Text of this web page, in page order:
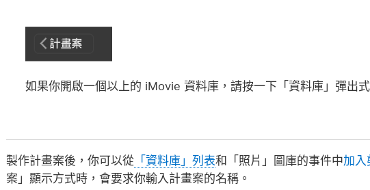
如果你開啟一個以上的 iMovie 資料庫，請按一下「資料庫」彈出
製作計畫案後，你可以從「資料庫」列表和「照片」圖庫的事件中加入
案」顯示方式時，會要求你輸入計畫案的名稱。